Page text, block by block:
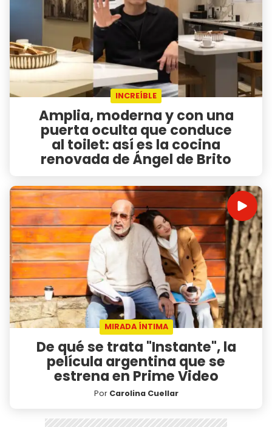
INCREÍBLE
Amplia, moderna y con una
puerta oculta que conduce
al toilet: así es la cocina
renovada de Ángel de Brito
MIRADA ÍNTIMA
De qué se trata "Instante", la
película argentina que se
estrena en Prime Video
Por Carolina Cuellar